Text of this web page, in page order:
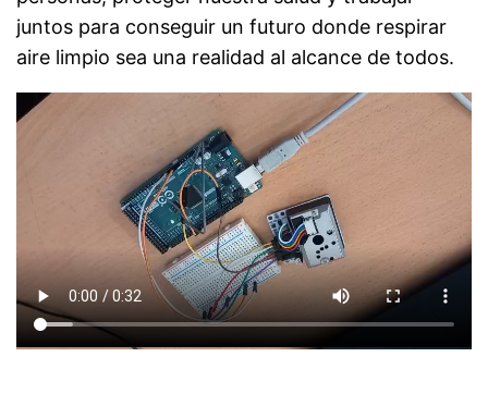
juntos para conseguir un futuro donde respirar
aire limpio sea una realidad al alcance de todos.